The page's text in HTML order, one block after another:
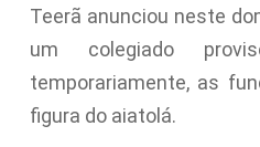
Teerã anunciou neste
um colegiado
temporariamente, as
figura do aiatolá.